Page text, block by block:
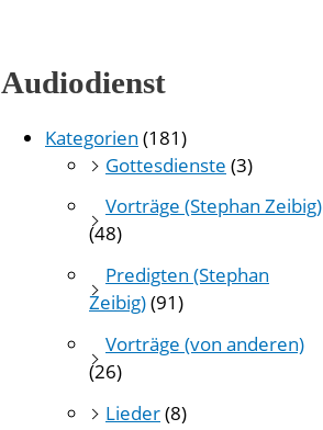
Audiodienst
Kategorien (181)
Gottesdienste (3)
Vorträge (Stephan Zeibig)
(48)
Predigten (Stephan
Zeibig)(91)
Vorträge (von anderen)
(26)
Lieder(8)